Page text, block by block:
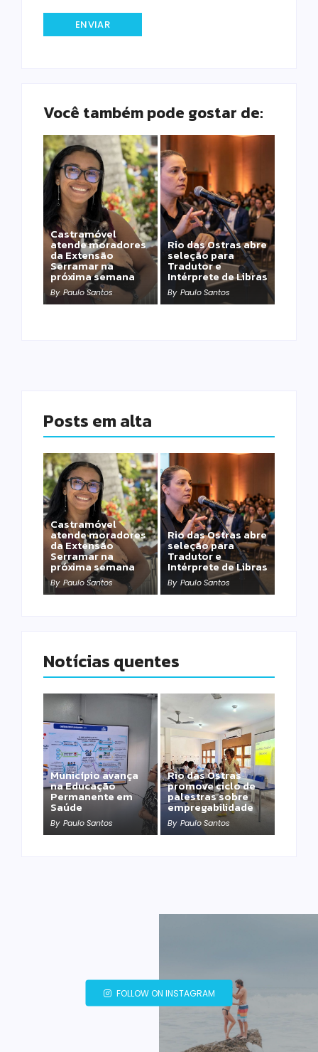
Você também pode gostar de:
Castramóvel
atende moradores
da Extensão
Serramar na
próxima semana
By Paulo Santos
Rio das Ostras abre
seleção para
Tradutor e
Intérprete de Libras
By Paulo Santos
Posts em alta
Castramóvel
atende moradores
da Extensão
Serramar na
próxima semana
By Paulo Santos
Rio das Ostras abre
seleção para
Tradutor e
Intérprete de Libras
By Paulo Santos
Notícias quentes
Município avança
na Educação
Permanente em
Saúde
By Paulo Santos
Rio das Ostras
promove ciclo de
palestras sobre
empregabilidade
By Paulo Santos
FOLLOW ON INSTAGRAM